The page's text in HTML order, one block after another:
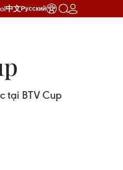
中文Русский
tại BTV Cup